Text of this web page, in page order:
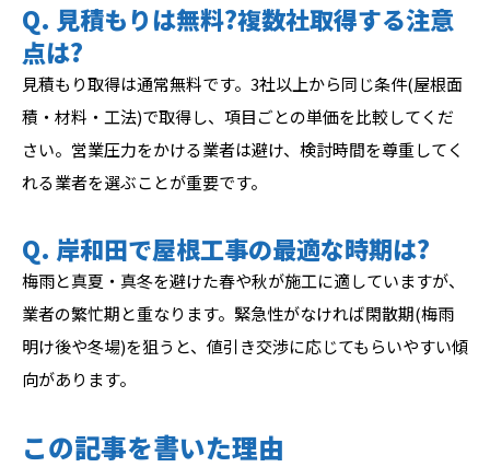
Q. 見積もりは無料?複数社取得する注意
点は?
見積もり取得は通常無料です。3社以上から同じ条件(屋根面
積・材料・工法)で取得し、項目ごとの単価を比較してくだ
さい。営業圧力をかける業者は避け、検討時間を尊重してく
れる業者を選ぶことが重要です。
Q. 岸和田で屋根工事の最適な時期は?
梅雨と真夏・真冬を避けた春や秋が施工に適していますが、
業者の繁忙期と重なります。緊急性がなければ閑散期(梅雨
明け後や冬場)を狙うと、値引き交渉に応じてもらいやすい傾
向があります。
この記事を書いた理由